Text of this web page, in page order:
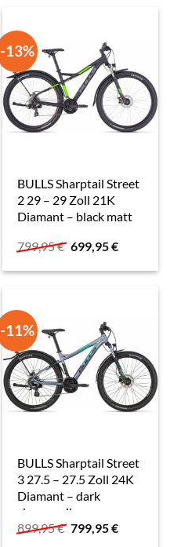
-13%
BULLS Sharptail Street
2 29 – 29 Zoll 21K
Diamant – black matt
799,95€ Ursprünglicher
Preis
war:
699,95€Aktueller
ist:
-11%
BULLS Sharptail Street
3 27.5 – 27.5 Zoll 24K
Diamant – dark
chrome silver
899,95€ Ursprünglicher
799,95€Aktueller